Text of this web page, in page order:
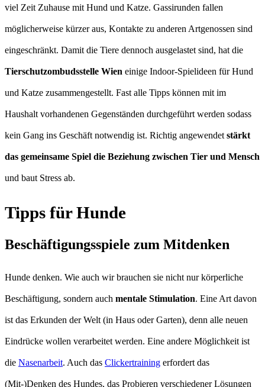
viel Zeit Zuhause mit Hund und Katze. Gassirunden fallen
möglicherweise kürzer aus, Kontakte zu anderen Artgenossen sind
eingeschränkt. Damit die Tiere dennoch ausgelastet sind, hat die
Tierschutzombudsstelle Wien einige Indoor-Spielideen für Hund
und Katze zusammengestellt. Fast alle Tipps können mit im
Haushalt vorhandenen Gegenständen durchgeführt werden sodass
kein Gang ins Geschäft notwendig ist. Richtig angewendet stärkt
das gemeinsame Spiel die Beziehung zwischen Tier und Mensch
und baut Stress ab.
Tipps für Hunde
Beschäftigungsspiele zum Mitdenken
Hunde denken. Wie auch wir brauchen sie nicht nur körperliche
Beschäftigung, sondern auch mentale Stimulation. Eine Art davon
ist das Erkunden der Welt (in Haus oder Garten), denn alle neuen
Eindrücke wollen verarbeitet werden. Eine andere Möglichkeit ist
die Nasenarbeit. Auch das Clickertraining erfordert das
(Mit-)Denken des Hundes, das Probieren verschiedener Lösungen